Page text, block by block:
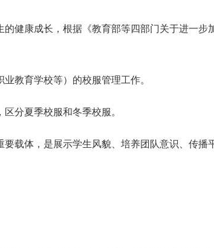
健康成长，根据《教育部等四部门关于进一步
教育学校等）的校服管理工作。
分夏季校服和冬季校服。
载体，是展示学生风貌、培养团队意识、传播